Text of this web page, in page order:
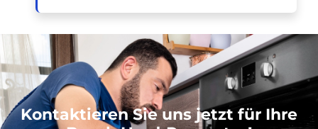
Kontaktieren Sie uns jetzt für Ihre